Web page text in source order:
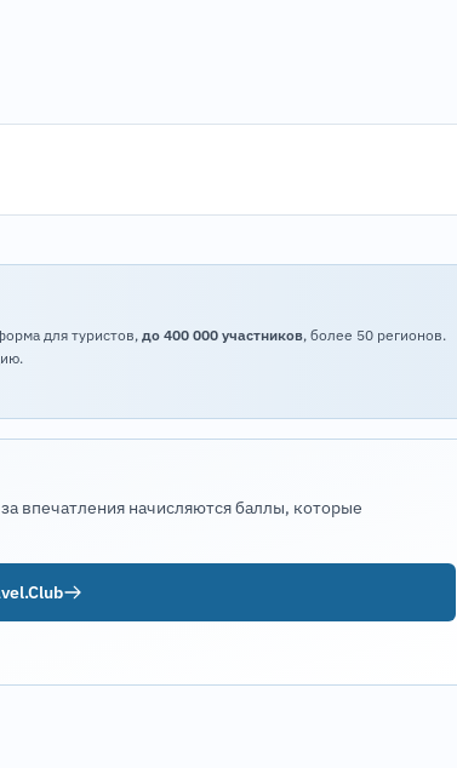
для туристов, до 400 000 участников, более 50 регионов.
впечатления начисляются баллы, которые